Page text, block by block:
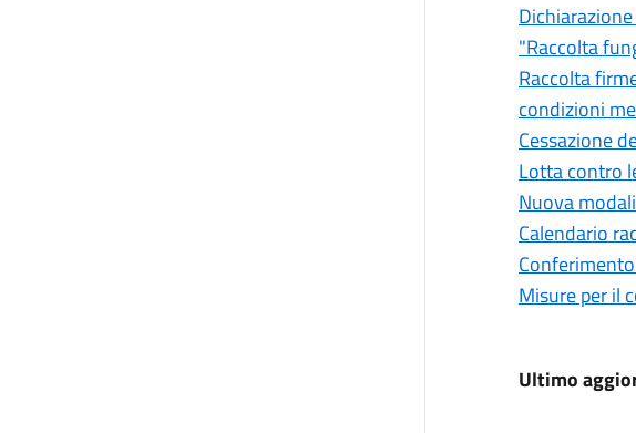
"Raccolta
Raccolta
condizioni
Cessazione
Lotta contro
Nuova
Calendario
Misure per il
Ultimo